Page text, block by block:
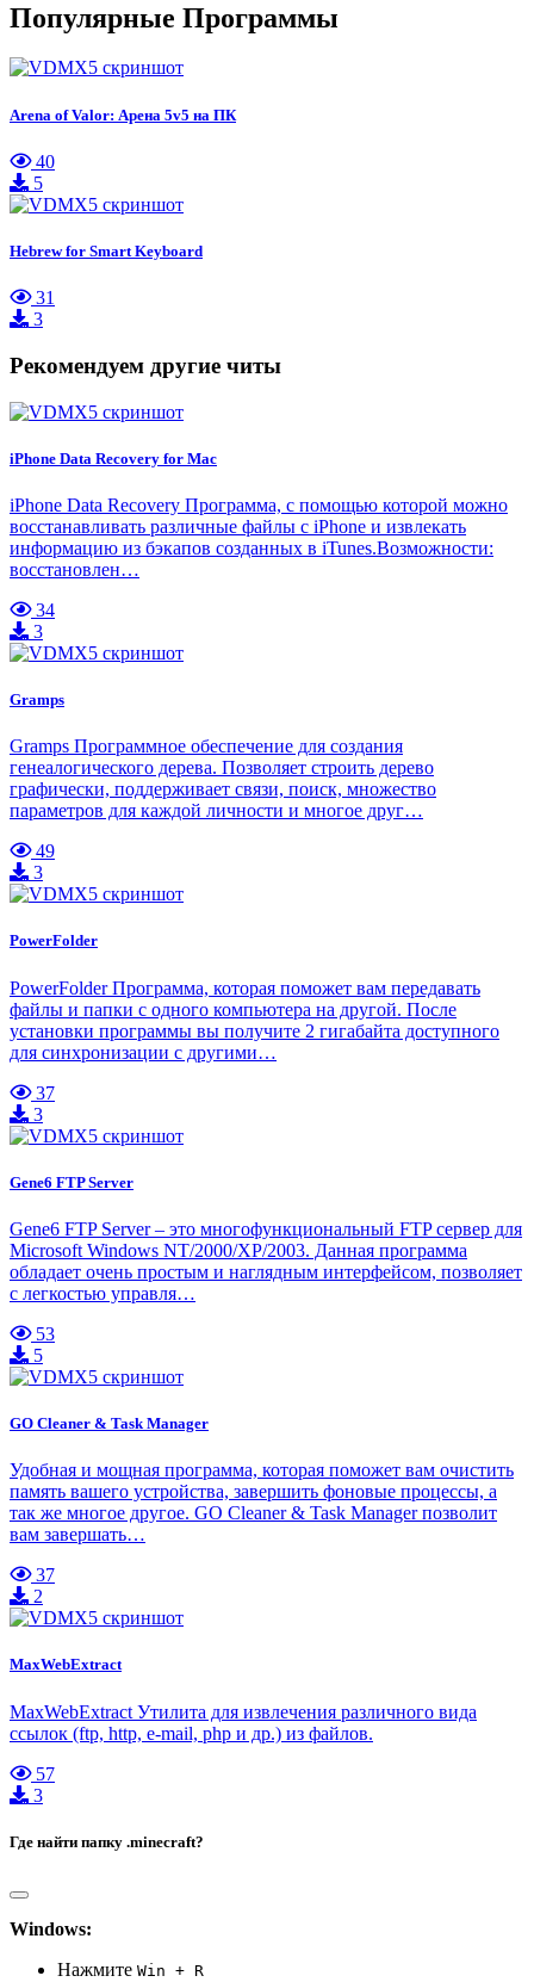
Популярные Программы
Arena of Valor: Арена 5v5 на ПК
40
5
Hebrew for Smart Keyboard
31
3
Рекомендуем другие читы
iPhone Data Recovery for Mac
iPhone Data Recovery Программа, с помощью которой можно
восстанавливать различные файлы с iPhone и извлекать
информацию из бэкапов созданных в iTunes.Возможности:
восстановлен…
34
3
Gramps
Gramps Программное обеспечение для создания
генеалогического дерева. Позволяет строить дерево
графически, поддерживает связи, поиск, множество
параметров для каждой личности и многое друг…
49
3
PowerFolder
PowerFolder Программа, которая поможет вам передавать
файлы и папки с одного компьютера на другой. После
установки программы вы получите 2 гигабайта доступного
для синхронизации с другими…
37
3
Gene6 FTP Server
Gene6 FTP Server – это многофункциональный FTP сервер для
Microsoft Windows NT/2000/XP/2003. Данная программа
обладает очень простым и наглядным интерфейсом, позволяет
с легкостью управля…
53
5
GO Cleaner & Task Manager
Удобная и мощная программа, которая поможет вам очистить
память вашего устройства, завершить фоновые процессы, а
так же многое другое. GO Cleaner & Task Manager позволит
вам завершать…
37
2
MaxWebExtract
MaxWebExtract Утилита для извлечения различного вида
ссылок (ftp, http, e-mail, php и др.) из файлов.
57
3
Где найти папку .minecraft?
Windows:
Нажмите Win + R